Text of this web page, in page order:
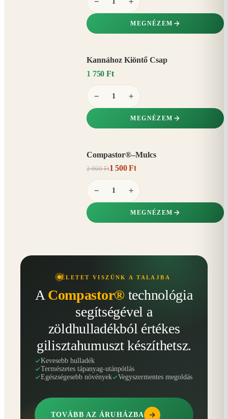
MEGNÉZEM
Kannához Kiöntő Csap
1 750 Ft
− +
MEGNÉZEM
Compastor®–Mulcs
2 000 Ft1 500 Ft
− +
MEGNÉZEM
ÉLETET VISZÜNK A TALAJBA
A Compastor® technológia
segítségével a
zöldhulladékból értékes
gilisztahumuszt készíthetsz.
Kevesebb hulladék
Természetes tápanyag-utánpótlás
Egészségesebb növények
Vegyszermentes megoldás
TOVÁBB AZ ÁRUHÁZBA